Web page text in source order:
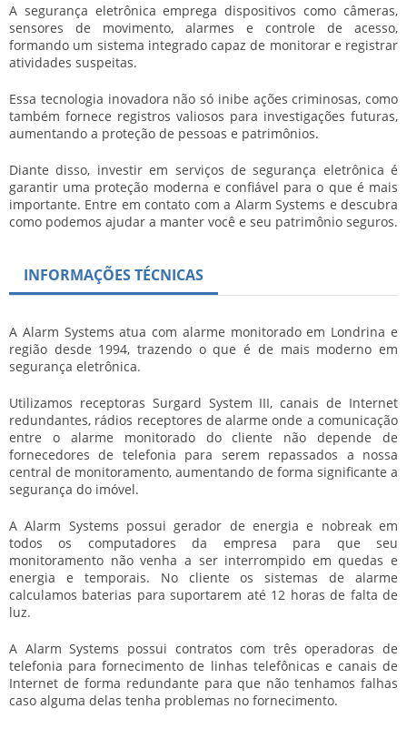
A segurança eletrônica emprega dispositivos como câmeras,
sensores de movimento, alarmes e controle de acesso,
formando um sistema integrado capaz de monitorar e registrar
atividades suspeitas.
Essa tecnologia inovadora não só inibe ações criminosas, como
também fornece registros valiosos para investigações futuras,
aumentando a proteção de pessoas e patrimônios.
Diante disso, investir em serviços de segurança eletrônica é
garantir uma proteção moderna e confiável para o que é mais
importante. Entre em contato com a Alarm Systems e descubra
como podemos ajudar a manter você e seu patrimônio seguros.
INFORMAÇÕES TÉCNICAS
A Alarm Systems atua com alarme monitorado em Londrina e
região desde 1994, trazendo o que é de mais moderno em
segurança eletrônica.
Utilizamos receptoras Surgard System III, canais de Internet
redundantes, rádios receptores de alarme onde a comunicação
entre o alarme monitorado do cliente não depende de
fornecedores de telefonia para serem repassados a nossa
central de monitoramento, aumentando de forma significante a
segurança do imóvel.
A Alarm Systems possui gerador de energia e nobreak em
todos os computadores da empresa para que seu
monitoramento não venha a ser interrompido em quedas e
energia e temporais. No cliente os sistemas de alarme
calculamos baterias para suportarem até 12 horas de falta de
luz.
A Alarm Systems possui contratos com três operadoras de
telefonia para fornecimento de linhas telefônicas e canais de
Internet de forma redundante para que não tenhamos falhas
caso alguma delas tenha problemas no fornecimento.